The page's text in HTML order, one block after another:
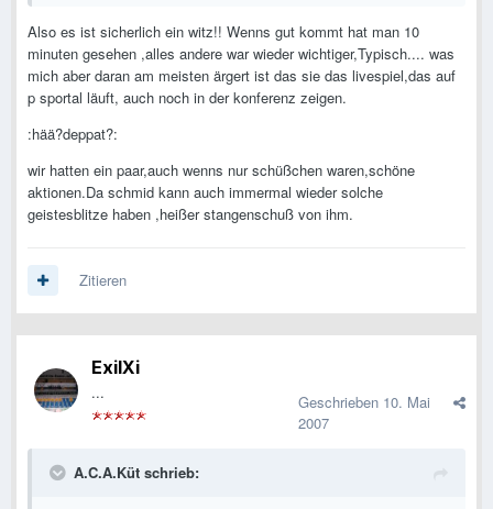
Also es ist sicherlich ein witz!! Wenns gut kommt hat man 10
minuten gesehen ,alles andere war wieder wichtiger,Typisch.... was
mich aber daran am meisten ärgert ist das sie das livespiel,das auf
p sportal läuft, auch noch in der konferenz zeigen.
:hää?deppat?:
wir hatten ein paar,auch wenns nur schüßchen waren,schöne
aktionen.Da schmid kann auch immermal wieder solche
geistesblitze haben ,heißer stangenschuß von ihm.
Zitieren
ExilXi
... Geschrieben 10. Mai
2007
A.C.A.Küt schrieb: